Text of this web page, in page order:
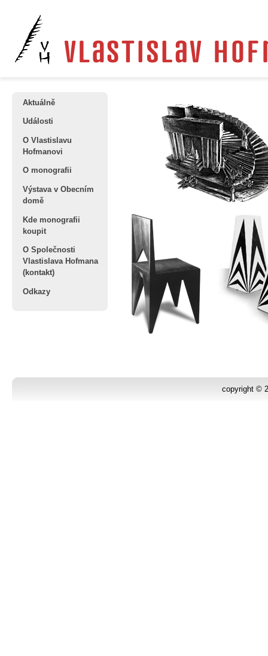
Aktuálně
Události
O Vlastislavu
Hofmanovi
O monografii
Výstava v Obecním
domě
Kde monografii
koupit
O Společnosti
Vlastislava Hofmana
(kontakt)
Odkazy
copyright ©